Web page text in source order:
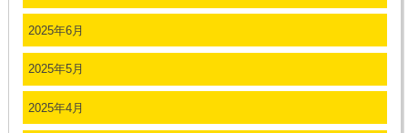
2025年6月
2025年5月
2025年4月